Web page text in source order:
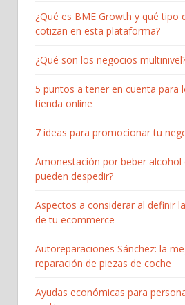
¿Qué es BME Growth y qué tipo
cotizan en esta plataforma?
¿Qué son los negocios
5 puntos a tener en cuenta para
tienda online
7 ideas para promocionar tu
Amonestación por beber alcohol
pueden despedir?
Aspectos a considerar al definir
de tu ecommerce
Autoreparaciones Sánchez: la
reparación de piezas de coche
Ayudas económicas para